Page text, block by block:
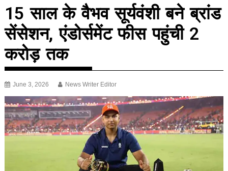
15 साल के वैभव सूर्यवंशी बने ब्रांड
सेंसेशन, एंडोर्समेंट फीस पहुंची 2
करोड़ तक
June 3, 2026 News Writer Editor